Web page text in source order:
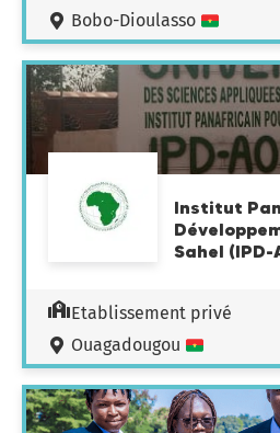
Bobo-Dioulasso
Institut
Sahel (IPD-
Etablissement privé
Ouagadougou